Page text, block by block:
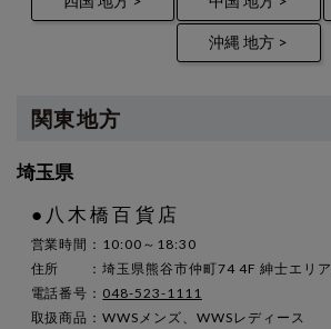
沖縄 地方 >
関東地方
埼玉県
●八木橋百貨店
営業時間：10:00～18:30
住所 ：埼玉県熊谷市仲町74 4F 紳士エリア
電話番号： 048-523-1111
取扱商品：WWSメンズ、WWSレディース